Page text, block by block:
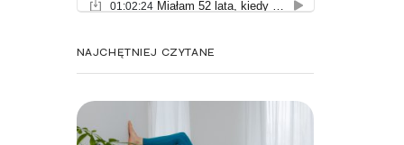
NAJCHĘTNIEJ CZYTANE